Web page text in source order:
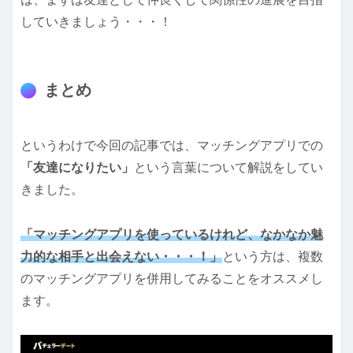
していきましょう・・・！
まとめ
というわけで今回の記事では、マッチングアプリでの
「友達になりたい」
という言葉について解説をしてい
きました。
「マッチングアプリを使っているけれど、なかなか魅
力的な相手と出会えない・・・！」という方は、複数
のマッチングアプリを併用してみることをオススメし
ます。